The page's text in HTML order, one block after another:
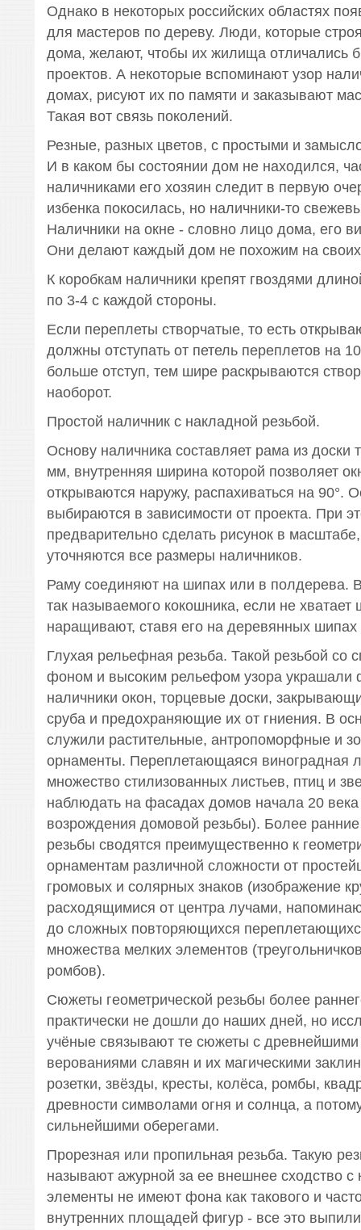
Однако в некоторых российских областях
для мастеров по дереву. Люди, которые
дома, желают, чтобы их жилища отличались
проектов. А некоторые вспоминают узор
домах, рисуют их по памяти и заказывают
Такая вот связь поколений.
Резные, разных цветов, с простыми и
И в каком бы состоянии дом не находился,
наличниками его хозяин следит в первую
избенка покосилась, но наличники-то
Наличники на окне - словно лицо дома, его
Они делают каждый дом не похожим на
К коробкам наличники крепят гвоздями
по 3-4 с каждой стороны.
Если переплеты створчатые, то есть
должны отступать от петель переплетов на
больше отступ, тем шире раскрываются
наоборот.
Простой наличник с накладной резьбой.
Основу наличника составляет рама из
мм, внутренняя ширина которой позволяет
открываются наружу, распахиваться на 90°.
выбираются в зависимости от проекта. При
предварительно сделать рисунок в
уточняются все размеры наличников.
Раму соединяют на шипах или в полдерева.
так называемого кокошника, если не
наращивают, ставя его на деревянных
Глухая рельефная резьба. Такой резьбой со
фоном и высоким рельефом узора украшали
наличники окон, торцевые доски,
сруба и предохраняющие их от гниения. В
служили растительные, антропоморфные и
орнаменты. Переплетающаяся виноградная
множество стилизованных листьев, птиц и
наблюдать на фасадах домов начала 20
возрождения домовой резьбы). Более
резьбы сводятся преимущественно к
орнаментам различной сложности от
громовых и солярных знаков (изображение
расходящимися от центра лучами,
до сложных повторяющихся
множества мелких элементов
ромбов).
Сюжеты геометрической резьбы более
практически не дошли до наших дней, но
учёные связывают те сюжеты с древнейшими
верованиями славян и их магическими
розетки, звёзды, кресты, колёса, ромбы,
древности символами огня и солнца, а
сильнейшими оберегами.
Прорезная или пропильная резьба. Такую
называют ажурной за ее внешнее сходство с
элементы не имеют фона как такового и
внутренних площадей фигур - все это